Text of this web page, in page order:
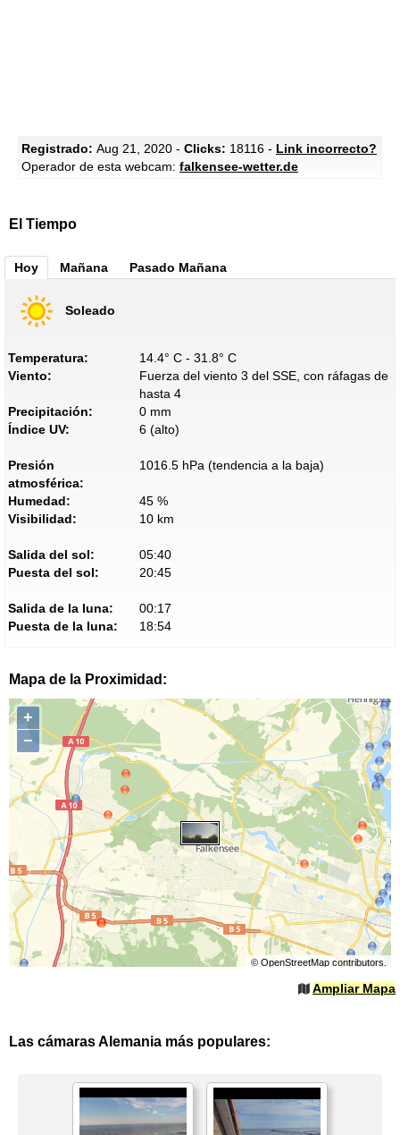
Registrado: Aug 21, 2020 - Clicks: 18116 - Link incorrecto?
Operador de esta webcam: falkensee-wetter.de
El Tiempo
Hoy Mañana Pasado Mañana
Soleado
Temperatura:
14.4° C - 31.8° C
Viento:
Fuerza del viento 3 del SSE, con ráfagas de
hasta 4
Precipitación:
0 mm
Índice UV:
6 (alto)
Presión
atmosférica:
1016.5 hPa (tendencia a la baja)
Humedad:
45 %
Visibilidad:
10 km
Salida del sol:
05:40
Puesta del sol:
20:45
Salida de la luna:
00:17
Puesta de la luna:
18:54
Mapa de la Proximidad:
+
−
© OpenStreetMapcontributors.
Ampliar Mapa
Las cámaras Alemania más populares: